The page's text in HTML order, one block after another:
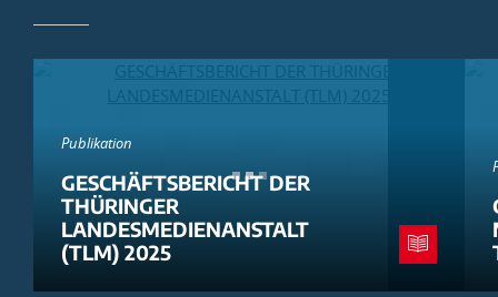
Publikation
GESCHÄFTSBERICHT DER
THÜRINGER
LANDESMEDIENANSTALT
(TLM) 2025